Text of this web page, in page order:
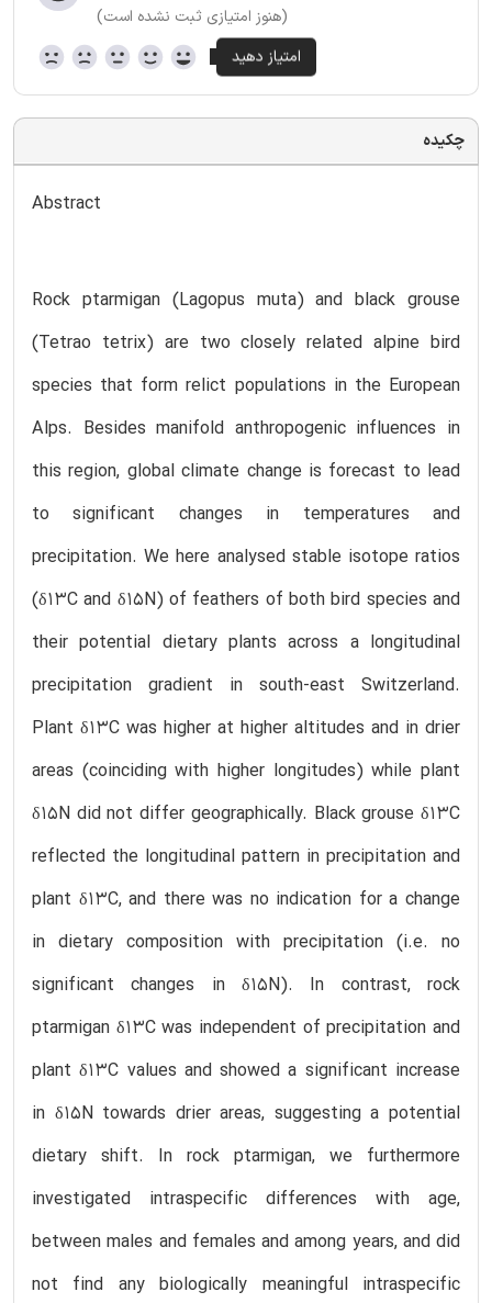
(هنوز امتیازی ثبت نشده است)
چکیده
Abstract
Rock ptarmigan (Lagopus muta) and black grouse
(Tetrao tetrix) are two closely related alpine bird
species that form relict populations in the European
Alps. Besides manifold anthropogenic influences in
this region, global climate change is forecast to lead
to significant changes in temperatures and
precipitation. We here analysed stable isotope ratios
(δ13C and δ15N) of feathers of both bird species and
their potential dietary plants across a longitudinal
precipitation gradient in south-east Switzerland.
Plant δ13C was higher at higher altitudes and in drier
areas (coinciding with higher longitudes) while plant
δ15N did not differ geographically. Black grouse δ13C
reflected the longitudinal pattern in precipitation and
plant δ13C, and there was no indication for a change
in dietary composition with precipitation (i.e. no
significant changes in δ15N). In contrast, rock
ptarmigan δ13C was independent of precipitation and
plant δ13C values and showed a significant increase
in δ15N towards drier areas, suggesting a potential
dietary shift. In rock ptarmigan, we furthermore
investigated intraspecific differences with age,
between males and females and among years, and did
not find any biologically meaningful intraspecific